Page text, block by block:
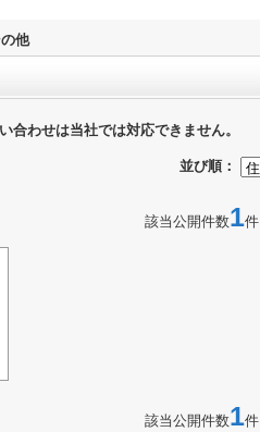
他
わせは当社では対応できません。
並び順：
該当公開件数1件
該当公開件数1件